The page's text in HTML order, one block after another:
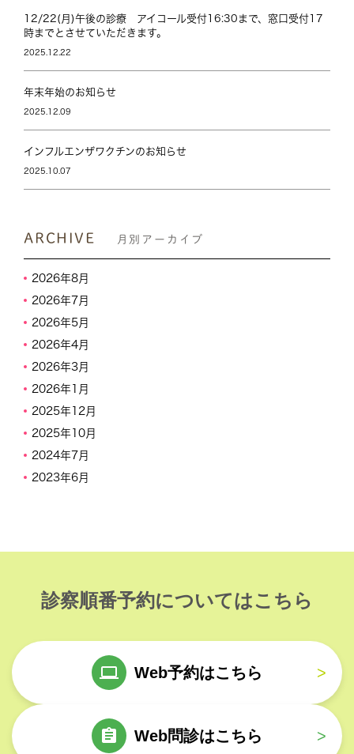
12/22(月)午後の診療 アイコール受付16:30まで、窓口受付17
時までとさせていただきます。
2025.12.22
年末年始のお知らせ
2025.12.09
インフルエンザワクチンのお知らせ
2025.10.07
ARCHIVE 月別アーカイブ
2026年8月
2026年7月
2026年5月
2026年4月
2026年3月
2026年1月
2025年12月
2025年10月
2024年7月
2023年6月
診察順番予約についてはこちら
Web予約はこちら >
Web問診はこちら >